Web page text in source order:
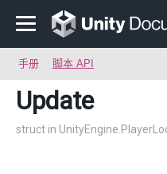
手册 脚本 API
Update
struct in